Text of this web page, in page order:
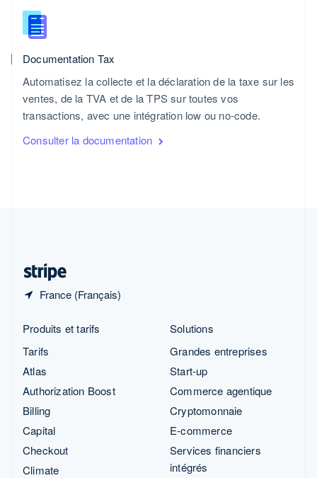
Documentation Tax
Automatisez la collecte et la déclaration de la taxe sur les
ventes, de la TVA et de la TPS sur toutes vos
transactions, avec une intégration low ou no-code.
Consulter la documentation
France (Français)
République tchèque
English
English
Royaume-Uni
Singapour
English简体中文
English
Produits et tarifs
Tarifs
Atlas
Authorization Boost
Billing
Capital
Checkout
Climate
Solutions
Grandes entreprises
Start-up
Commerce agentique
Cryptomonnaie
E-commerce
Services financiers
intégrés